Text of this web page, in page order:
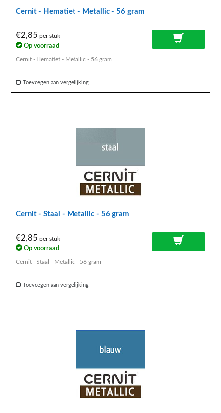
Cernit - Hematiet - Metallic - 56 gram
€2,85 per stuk
Op voorraad
Cernit - Hematiet - Metallic - 56 gram
Toevoegen aan vergelijking
Cernit - Staal - Metallic - 56 gram
€2,85 per stuk
Op voorraad
Cernit - Staal - Metallic - 56 gram
Toevoegen aan vergelijking